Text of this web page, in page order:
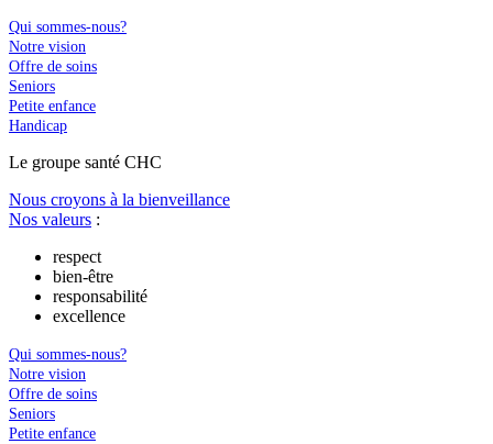
Qui sommes-nous?
Notre vision
Offre de soins
Seniors
Petite enfance
Handicap
Le groupe santé CHC
Nous croyons à la bienveillance
Nos valeurs :
respect
bien-être
responsabilité
excellence
Qui sommes-nous?
Notre vision
Offre de soins
Seniors
Petite enfance